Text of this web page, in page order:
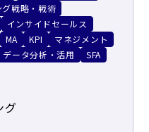
戦略・戦術
インサイドセールス
MA KPI
マネジメント
データ分析・活用 SFA
グ